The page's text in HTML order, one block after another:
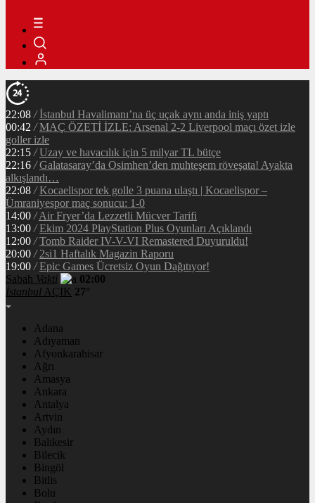
22:08 / İstanbul Havalimanı’na üç uçak aynı anda iniş yaptı
00:42 / MAÇ ÖZETİ İZLE: Arsenal 2-2 Liverpool maçı özet izle
goller izle
22:15 / Uzay ve havacılık için 5 milyar TL bütçe
22:16 / Galatasaray’da Osimhen’den muhteşem röveşata! Ayakta
alkışlandı…
22:08 / Kocaelispor tek golle 3 puana ulaştı | Kocaelispor –
Ümraniyespor maç sonucu: 1-0
14:00 / Air Fryer’da Lezzetli Mücver Tarifi
13:00 / Ekim 2024 PlayStation Plus Oyunları Açıklandı
12:00 / Tomb Raider IV-V-VI Remastered Duyuruldu!
20:00 / 2si1 Haftalık Magazin Raporu
19:00 / Epic Games Ücretsiz Oyun Dağıtıyor!
Sabah Vakti
02:00
İstanbul AÇIK 27°
Adana
Adıyaman
Afyonkarahisar
Ağrı
Amasya
Ankara
Antalya
Artvin
Aydın
Balıkesir
Bilecik
Bingöl
Bitlis
Bolu